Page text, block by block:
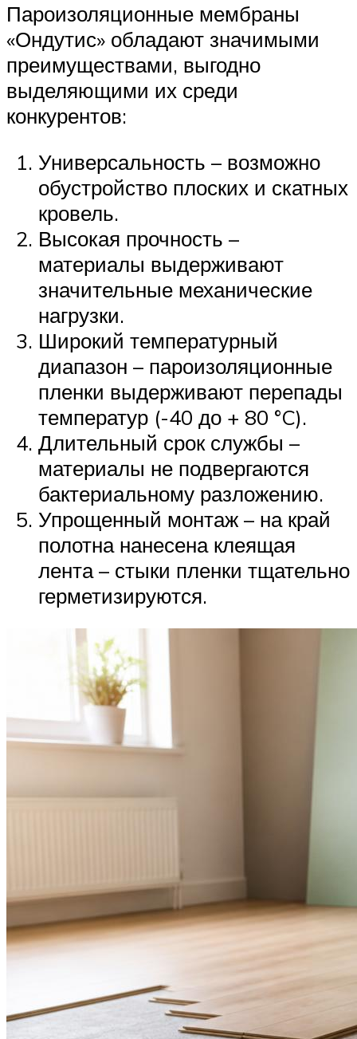
Пароизоляционные мембраны
«Ондутис» обладают значимыми
преимуществами, выгодно
выделяющими их среди
конкурентов:
Универсальность – возможно
обустройство плоских и скатных
кровель.
Высокая прочность –
материалы выдерживают
значительные механические
нагрузки.
Широкий температурный
диапазон – пароизоляционные
пленки выдерживают перепады
температур (-40 до + 80 °C).
Длительный срок службы –
материалы не подвергаются
бактериальному разложению.
Упрощенный монтаж – на край
полотна нанесена клеящая
лента – стыки пленки тщательно
герметизируются.